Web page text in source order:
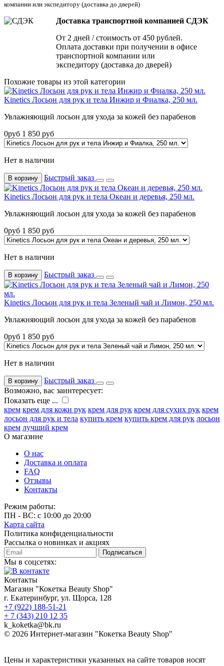
компании или экспедитору (доставка до дверей)
Доставка транспортной компанией СДЭК
От 2 дней / стоимость от 450 рублей.
Оплата доставки при получении в офисе
транспортной компании или
экспедитору (доставка до дверей)
Похожие товары из этой категории
Kinetics Лосьон для рук и тела Инжир и Фиалка, 250 мл.
Увлажняющий лосьон для ухода за кожей без парабенов
0руб 1 850 руб
Нет в наличии
В корзину Быстрый заказ
Kinetics Лосьон для рук и тела Океан и деревья, 250 мл.
Увлажняющий лосьон для ухода за кожей без парабенов
0руб 1 850 руб
Нет в наличии
В корзину Быстрый заказ
Kinetics Лосьон для рук и тела Зеленый чай и Лимон, 250 мл.
Увлажняющий лосьон для ухода за кожей без парабенов
0руб 1 850 руб
Нет в наличии
В корзину
Быстрый заказ
Возможно, вас заинтересует:
Показать еще ...
крем крем для кожи рук крем для рук крем для сухих рук крем
лосьон для рук и тела купить крем купить крем для рук лосьон
крем лучший крем
О магазине
О нас
Доставка и оплата
FAQ
Отзывы
Контакты
Режим работы:
ПН - ВС: с 10:00 до 20:00
Карта сайта
Политика конфиденциальности
Рассылка о новинках и акциях
Подписаться
Мы в соцсетях:
Контакты
Магазин "Кокетка Beauty Shop"
г. Екатеринбург, ул. Щорса, 128
+7 (922) 188-51-21
+ 7 (343) 210 12 35
k_koketka@bk.ru
© 2026 Интернет-магазин "Кокетка Beauty Shop"
Цены и характеристики указанных на сайте товаров носят